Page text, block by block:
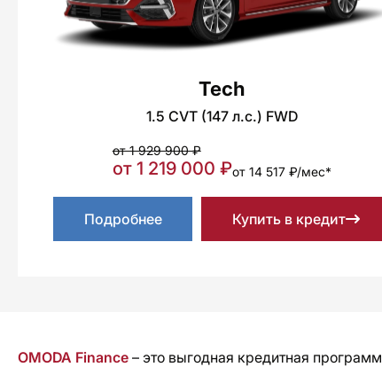
Tech
1.5 CVT (147 л.с.) FWD
от 1 929 900 ₽
от 1 219 000 ₽от 14 517 ₽/мес*
Подробнее Купить в кредит
OMODA Finance – это выгодная кредитная